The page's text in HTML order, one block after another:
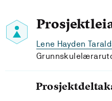
Lene Hayden